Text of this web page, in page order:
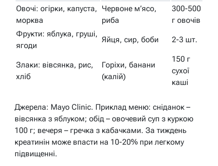
Овочі: огірки, капуста,
морква
Червоне м’ясо,
риба
300-500
г овочів
Фрукти: яблука, груші,
ягоди
Яйця, сир, боби 2-3 шт.
Злаки: вівсянка, рис,
хліб
Горіхи, банани
(калій)
150 г
сухої
каші
Джерела: Mayo Clinic. Приклад меню: сніданок –
вівсянка з яблуком; обід – овочевий суп з куркою
100 г; вечеря – гречка з кабачками. За тиждень
креатинін може впасти на 10-20% при легкому
підвищенні.